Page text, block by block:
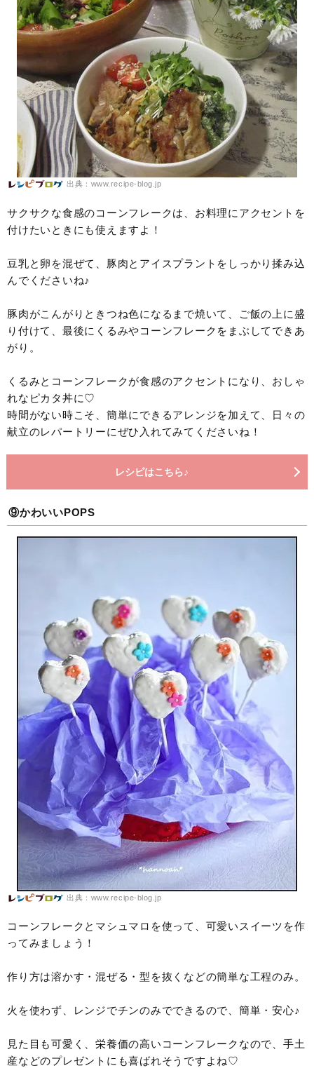
出典：www.recipe-blog.jp
サクサクな食感のコーンフレークは、お料理にアクセントを
付けたいときにも使えますよ！
豆乳と卵を混ぜて、豚肉とアイスプラントをしっかり揉み込
んでくださいね♪
豚肉がこんがりときつね色になるまで焼いて、ご飯の上に盛
り付けて、最後にくるみやコーンフレークをまぶしてできあ
がり。
くるみとコーンフレークが食感のアクセントになり、おしゃ
れなピカタ丼に♡
時間がない時こそ、簡単にできるアレンジを加えて、日々の
献立のレパートリーにぜひ入れてみてくださいね！
レシピはこちら♪
⑨かわいいPOPS
出典：www.recipe-blog.jp
コーンフレークとマシュマロを使って、可愛いスイーツを作
ってみましょう！
作り方は溶かす・混ぜる・型を抜くなどの簡単な工程のみ。
火を使わず、レンジでチンのみでできるので、簡単・安心♪
見た目も可愛く、栄養価の高いコーンフレークなので、手土
産などのプレゼントにも喜ばれそうですよね♡